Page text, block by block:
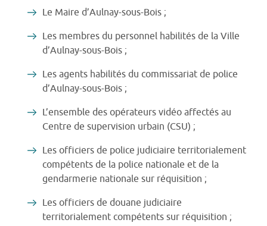
Le Maire d’Aulnay-sous-Bois ;
Les membres du personnel habilités de la Ville
d’Aulnay-sous-Bois ;
Les agents habilités du commissariat de police
d’Aulnay-sous-Bois ;
L’ensemble des opérateurs vidéo affectés au
Centre de supervision urbain (CSU) ;
Les officiers de police judiciaire territorialement
compétents de la police nationale et de la
gendarmerie nationale sur réquisition ;
Les officiers de douane judiciaire
territorialement compétents sur réquisition ;